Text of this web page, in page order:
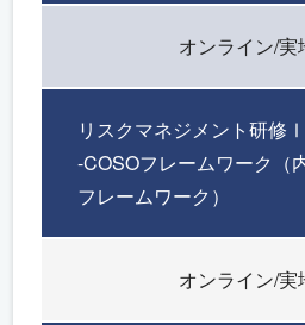
オンライン/実
リスクマネジメント研修Ⅰ
-COSOフレームワーク（
フレームワーク）
オンライン/実